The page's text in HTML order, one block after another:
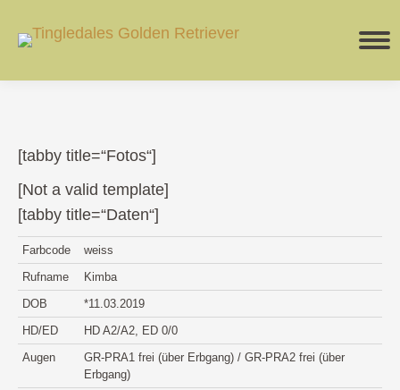
[tabby title=“Fotos“]
[Not a valid template]
[tabby title=“Daten“]
Farbcode
weiss
Rufname
Kimba
DOB
*11.03.2019
HD/ED
HD A2/A2, ED 0/0
Augen
GR-PRA1 frei (über Erbgang) / GR-PRA2 frei (über
Erbgang)